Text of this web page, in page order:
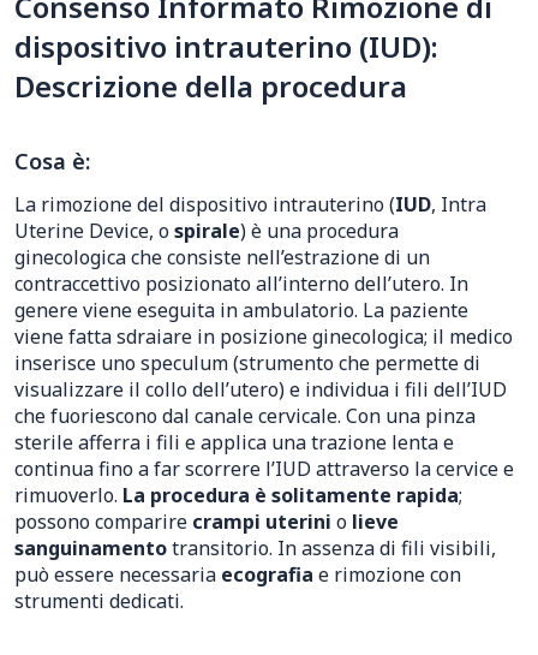
dispositivo intrauterino (IUD):
Descrizione della procedura
Cosa è:
La rimozione del dispositivo intrauterino (IUD, Intra
Uterine Device, ospirale) è una procedura
ginecologica che consiste nell’estrazione di un
contraccettivo posizionato all’interno dell’utero. In
genere viene eseguita in ambulatorio. La paziente
viene fatta sdraiare in posizione ginecologica; il medico
inserisce uno speculum (strumento che permette di
visualizzare il collo dell’utero) e individua i fili dell’IUD
che fuoriescono dal canale cervicale. Con una pinza
sterile afferra i fili e applica una trazione lenta e
continua fino a far scorrere l’IUD attraverso la cervice e
rimuoverlo. La procedura è solitamente rapida;
possono comparire crampi uterini o lieve
sanguinamentotransitorio. In assenza di fili visibili,
può essere necessaria ecografia e rimozione con
strumenti dedicati.